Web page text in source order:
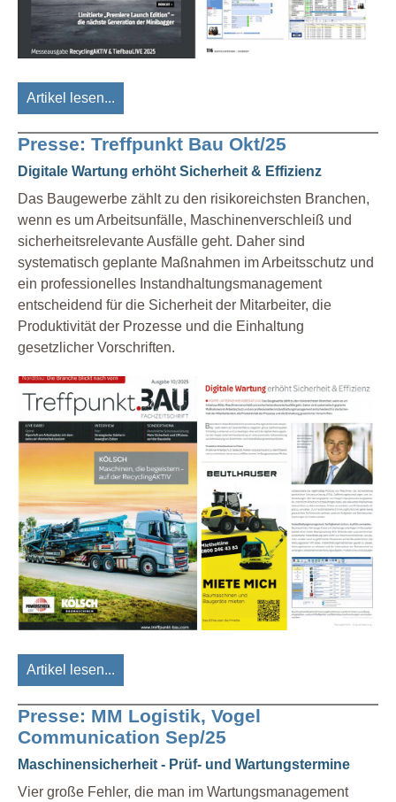
Artikel lesen...
Presse: Treffpunkt Bau Okt/25
Digitale Wartung erhöht Sicherheit & Effizienz
Das Baugewerbe zählt zu den risikoreichsten Branchen,
wenn es um Arbeitsunfälle, Maschinenverschleiß und
sicherheitsrelevante Ausfälle geht. Daher sind
systematisch geplante Maßnahmen im Arbeitsschutz und
ein professionelles Instandhaltungsmanagement
entscheidend für die Sicherheit der Mitarbeiter, die
Produktivität der Prozesse und die Einhaltung
gesetzlicher Vorschriften.
Artikel lesen...
Presse: MM Logistik, Vogel
Communication Sep/25
Maschinensicherheit - Prüf- und Wartungstermine
Vier große Fehler, die man im Wartungsmanagement